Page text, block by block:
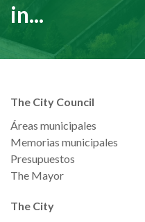
in...
The City Council
Áreas municipales
Memorias municipales
Presupuestos
The Mayor
The City